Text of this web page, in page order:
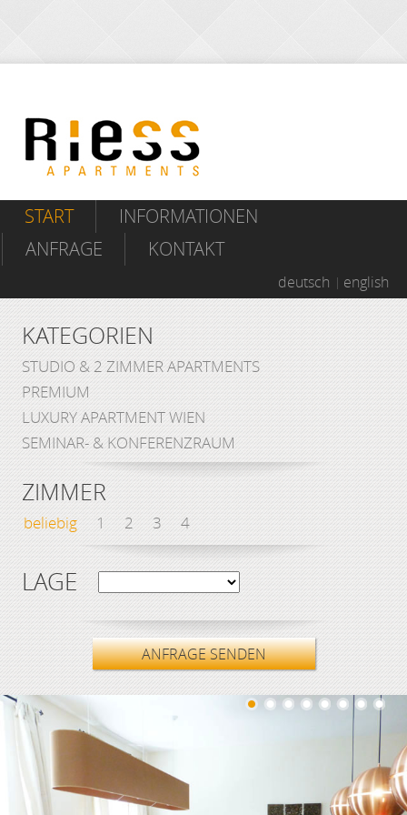
START
INFORMATIONEN
ANFRAGE
KONTAKT
deutsch english
KATEGORIEN
STUDIO & 2 ZIMMER APARTMENTS
PREMIUM
LUXURY APARTMENT WIEN
SEMINAR- & KONFERENZRAUM
ZIMMER
beliebig 1 2 3 4
LAGE
ANFRAGE SENDEN